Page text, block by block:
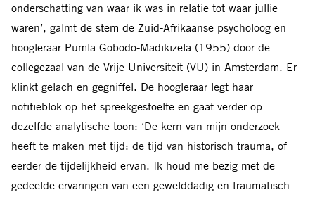
onderschatting van waar ik was in relatie tot waar jullie
waren’, galmt de stem de Zuid-Afrikaanse psycholoog en
hoogleraar Pumla Gobodo-Madikizela (1955) door de
collegezaal van de Vrije Universiteit (VU) in Amsterdam. Er
klinkt gelach en gegniffel. De hoogleraar legt haar
notitieblok op het spreekgestoelte en gaat verder op
dezelfde analytische toon: ‘De kern van mijn onderzoek
heeft te maken met tijd: de tijd van historisch trauma, of
eerder de tijdelijkheid ervan. Ik houd me bezig met de
gedeelde ervaringen van een gewelddadig en traumatisch